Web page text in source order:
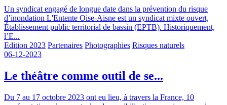
Un syndicat engagé de longue date dans la prévention du risque
d’inondation L'Entente Oise-Aisne est un syndicat mixte ouvert,
Établissement public territorial de bassin (EPTB). Historiquement,
l’E...
Edition 2023 Partenaires Photographies Risques naturels
06-12-2023
Le théâtre comme outil de se...
Du 7 au 17 octobre 2023 ont eu lieu, à travers la France, 10